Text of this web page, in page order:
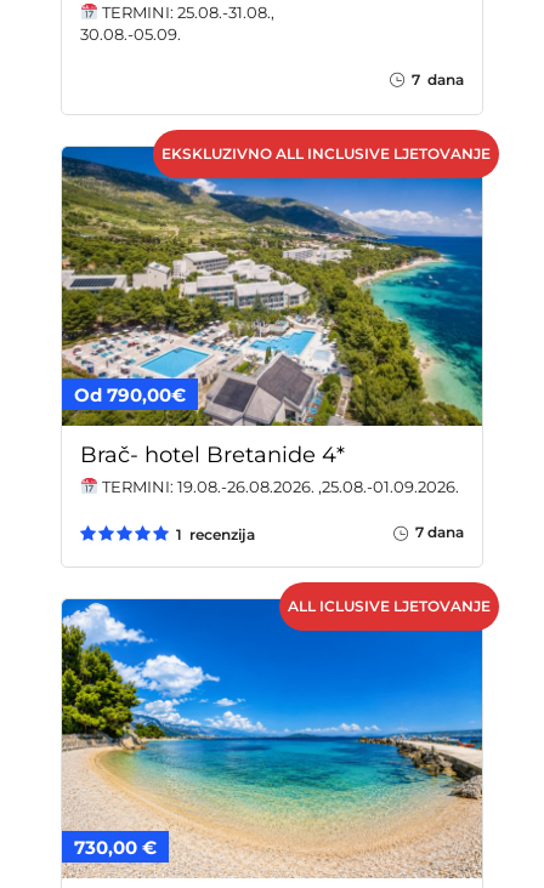
TERMINI: 25.08.-31.08.,
30.08.-05.09.
7 dana
EKSKLUZIVNO ALL INCLUSIVE LJETOVANJE
Od 790,00€
Brač- hotel Bretanide 4*
TERMINI: 19.08.-26.08.2026. ,25.08.-01.09.2026.
1 recenzija 7 dana
ALL ICLUSIVE LJETOVANJE
730,00 €